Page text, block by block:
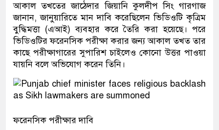
আকাল তখতের জাঠেদার জিয়ানি কুলদীপ সিং গারগাজ
জানান, জানুয়ারিতে মান দাবি করেছিলেন ভিডিওটি কৃত্রিম
বুদ্ধিমত্তা (এআই) ব্যবহার করে তৈরি করা হয়েছে। পরে
ভিডিওটির ফরেনসিক পরীক্ষা করার জন্য আকাল তখত তার
কাছে পরীক্ষাগারের সুপারিশ চাইলেও কোনো উত্তর পাওয়া
যায়নি বলে অভিযোগ করেন তিনি।
ফরেনসিক পরীক্ষার দাবি